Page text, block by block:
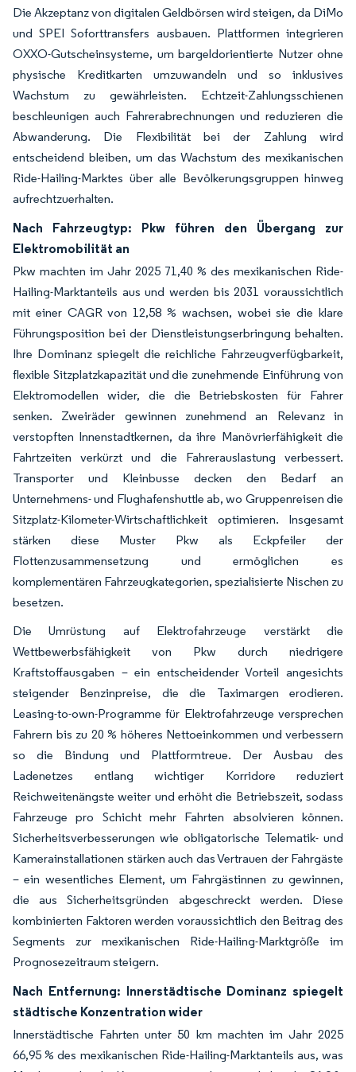
Die Akzeptanz von digitalen Geldbörsen wird steigen, da DiMo
und SPEI Soforttransfers ausbauen. Plattformen integrieren
OXXO-Gutscheinsysteme, um bargeldorientierte Nutzer ohne
physische Kreditkarten umzuwandeln und so inklusives
Wachstum zu gewährleisten. Echtzeit-Zahlungsschienen
beschleunigen auch Fahrerabrechnungen und reduzieren die
Abwanderung. Die Flexibilität bei der Zahlung wird
entscheidend bleiben, um das Wachstum des mexikanischen
Ride-Hailing-Marktes über alle Bevölkerungsgruppen hinweg
aufrechtzuerhalten.
Nach Fahrzeugtyp: Pkw führen den Übergang zur
Elektromobilität an
Pkw machten im Jahr 2025 71,40 % des mexikanischen Ride-
Hailing-Marktanteils aus und werden bis 2031 voraussichtlich
mit einer CAGR von 12,58 % wachsen, wobei sie die klare
Führungsposition bei der Dienstleistungserbringung behalten.
Ihre Dominanz spiegelt die reichliche Fahrzeugverfügbarkeit,
flexible Sitzplatzkapazität und die zunehmende Einführung von
Elektromodellen wider, die die Betriebskosten für Fahrer
senken. Zweiräder gewinnen zunehmend an Relevanz in
verstopften Innenstadtkernen, da ihre Manövrierfähigkeit die
Fahrtzeiten verkürzt und die Fahrerauslastung verbessert.
Transporter und Kleinbusse decken den Bedarf an
Unternehmens- und Flughafenshuttle ab, wo Gruppenreisen die
Sitzplatz-Kilometer-Wirtschaftlichkeit optimieren. Insgesamt
stärken diese Muster Pkw als Eckpfeiler der
Flottenzusammensetzung und ermöglichen es
komplementären Fahrzeugkategorien, spezialisierte Nischen zu
besetzen.
Die Umrüstung auf Elektrofahrzeuge verstärkt die
Wettbewerbsfähigkeit von Pkw durch niedrigere
Kraftstoffausgaben – ein entscheidender Vorteil angesichts
steigender Benzinpreise, die die Taximargen erodieren.
Leasing-to-own-Programme für Elektrofahrzeuge versprechen
Fahrern bis zu 20 % höheres Nettoeinkommen und verbessern
so die Bindung und Plattformtreue. Der Ausbau des
Ladenetzes entlang wichtiger Korridore reduziert
Reichweitenängste weiter und erhöht die Betriebszeit, sodass
Fahrzeuge pro Schicht mehr Fahrten absolvieren können.
Sicherheitsverbesserungen wie obligatorische Telematik- und
Kamerainstallationen stärken auch das Vertrauen der Fahrgäste
– ein wesentliches Element, um Fahrgästinnen zu gewinnen,
die aus Sicherheitsgründen abgeschreckt werden. Diese
kombinierten Faktoren werden voraussichtlich den Beitrag des
Segments zur mexikanischen Ride-Hailing-Marktgröße im
Prognosezeitraum steigern.
Nach Entfernung: Innerstädtische Dominanz spiegelt
städtische Konzentration wider
Innerstädtische Fahrten unter 50 km machten im Jahr 2025
66,95 % des mexikanischen Ride-Hailing-Marktanteils aus, was